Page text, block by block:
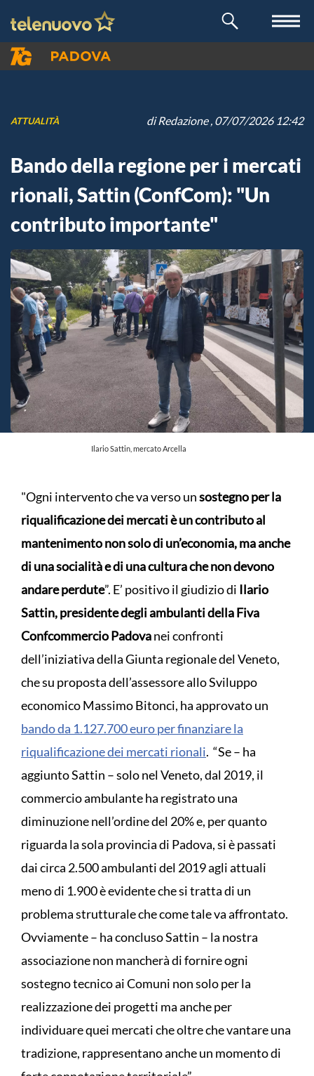
ATTUALITÀ diRedazione, 07/07/2026 12:42
Bando della regione per i mercati
rionali, Sattin (ConfCom): "Un
contributo importante"
Ilario Sattin, mercato Arcella
"Ogni intervento che va verso unsostegno per la
riqualificazione dei mercati è un contributo al
mantenimento non solo di un’economia, ma anche
di una socialità e di una cultura che non devono
andare perdute”. E’ positivo il giudizio di Ilario
Sattin, presidente degli ambulanti della Fiva
Confcommercio Padovanei confronti
dell’iniziativa della Giunta regionale del Veneto,
che su proposta dell’assessore allo Sviluppo
economico Massimo Bitonci, ha approvato un
bando da 1.127.700 euro per finanziare la
riqualificazione dei mercati rionali. “Se – ha
aggiunto Sattin – solo nel Veneto, dal 2019, il
commercio ambulante ha registrato una
diminuzione nell’ordine del 20% e, per quanto
riguarda la sola provincia di Padova, si è passati
dai circa 2.500 ambulanti del 2019 agli attuali
meno di 1.900 è evidente che si tratta di un
problema strutturale che come tale va affrontato.
Ovviamente – ha concluso Sattin – la nostra
associazione non mancherà di fornire ogni
sostegno tecnico ai Comuni non solo per la
realizzazione dei progetti ma anche per
individuare quei mercati che oltre che vantare una
tradizione, rappresentano anche un momento di